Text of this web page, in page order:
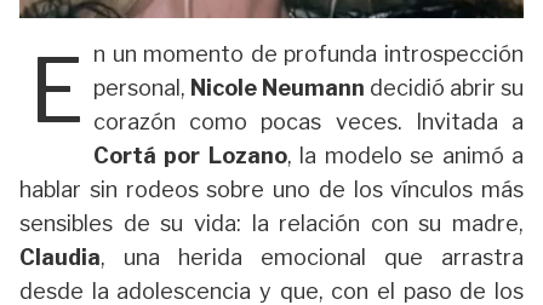
E n un momento de profunda introspección
personal, Nicole Neumann decidió abrir su
corazón como pocas veces. Invitada a
Cortá por Lozano, la modelo se animó a
hablar sin rodeos sobre uno de los vínculos más
sensibles de su vida: la relación con su madre,
Claudia, una herida emocional que arrastra
desde la adolescencia y que, con el paso de los